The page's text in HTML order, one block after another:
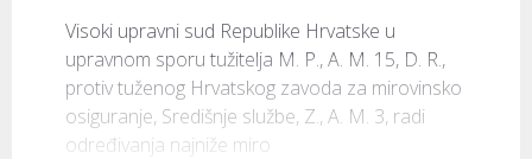
Visoki upravni sud Republike Hrvatske u
upravnom sporu tužitelja M. P., A. M. 15, D. R.,
protiv tuženog Hrvatskog zavoda za mirovinsko
osiguranje, Središnje službe, Z., A. M. 3, radi
određivanja najniže miro